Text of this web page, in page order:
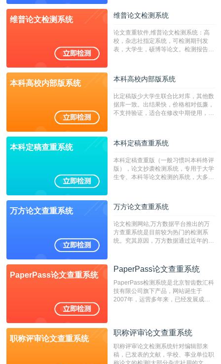
校用来检测硕博论文的系统，检测范围
广，数据来源真实，检测算法合理!本
字符数30万）
维普论文检测系统 维普论文检测系统
论文查重软件,维普论文检测系统：高
校，杂志社指定系统，可检测期刊发
表，大学生，硕博等论文。检测报告支
本科高校内部版系统 本科高校内部版系统
比定稿版少大学生联合比对库，其他数
据库一致。出结果快，价格相对低廉，
不支持验证，适合在修改中期使用，定
本科定稿查重系统 本科定稿查重系统
本科定稿查重版（一般习惯叫本科终评
版），论文抄袭检测系统，专用于大学
生专、本科等论文检测的系统，大多数
万方论文查重系统 万方论文查重系统
论文检测网站,万方数据平台推出的万
方查重系统是目前较为热门的检测系
统。究其原因，万方数据通过近年的发
检测系统，其真实性和权威性无可厚
非。其次，相对于知网而言，万方检测
费用少，上手容易，是学生初次论文查
重的推荐系统。
PaperPass论文查重系统
PaperPass论文查重系统
PaperPass检测系统是北京智齿数汇科
技有限公司旗下产品，网站诞生于
2007年，运营多年来，已经发展成为
检测速度快、精度高，市场反映良好。
职称评审论文查重系统
职称评审论文查重系统
职称评审论文检测系统针对编辑部来
稿，已发表的文献，学校、事业单位职